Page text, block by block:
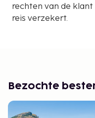
rechten van de
reis verzekert.
Bezochte